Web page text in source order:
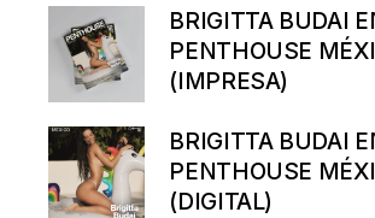
BRIGITTA BUDAI
PENTHOUSE
(IMPRESA)
BRIGITTA BUDAI
PENTHOUSE
(DIGITAL)